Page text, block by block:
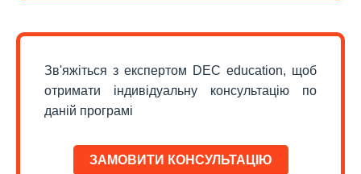
Зв'яжіться з експертом DEC education, щоб
отримати індивідуальну консультацію по
даній програмі
ЗАМОВИТИ КОНСУЛЬТАЦІЮ